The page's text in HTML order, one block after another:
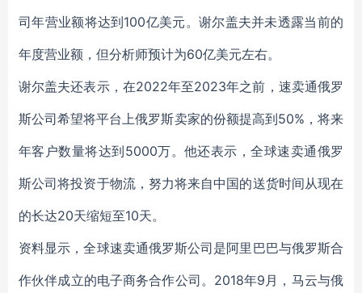
司年营业额将达到100亿美元。谢尔盖夫并未透露当前的
年度营业额，但分析师预计为60亿美元左右。
谢尔盖夫还表示，在2022年至2023年之前，速卖通俄罗
斯公司希望将平台上俄罗斯卖家的份额提高到50%，将来
年客户数量将达到5000万。他还表示，全球速卖通俄罗
斯公司将投资于物流，努力将来自中国的送货时间从现在
的长达20天缩短至10天。
资料显示，全球速卖通俄罗斯公司是阿里巴巴与俄罗斯合
作伙伴成立的电子商务合作公司。2018年9月，马云与俄